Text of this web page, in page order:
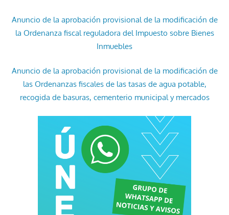
Anuncio de la aprobación provisional de la modificación de
la Ordenanza fiscal reguladora del Impuesto sobre Bienes
Inmuebles
Anuncio de la aprobación provisional de la modificación de
las Ordenanzas fiscales de las tasas de agua potable,
recogida de basuras, cementerio municipal y mercados